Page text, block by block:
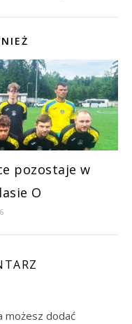
pozostaje w
O
możesz dodać